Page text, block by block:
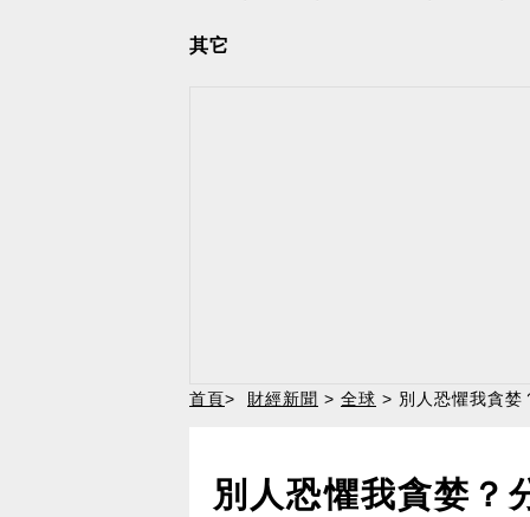
其它
首頁> 財經新聞 > 全球 > 別人恐懼我貪婪
別人恐懼我貪婪？